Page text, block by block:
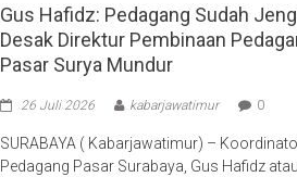
Gus Hafidz: Pedagang Sudah
Desak Direktur Pembinaan
Pasar Surya Mundur
26 Juli 2026 kabarjawatimur 0
SURABAYA ( Kabarjawatimur) –
Pedagang Pasar Surabaya, Gus Hafidz